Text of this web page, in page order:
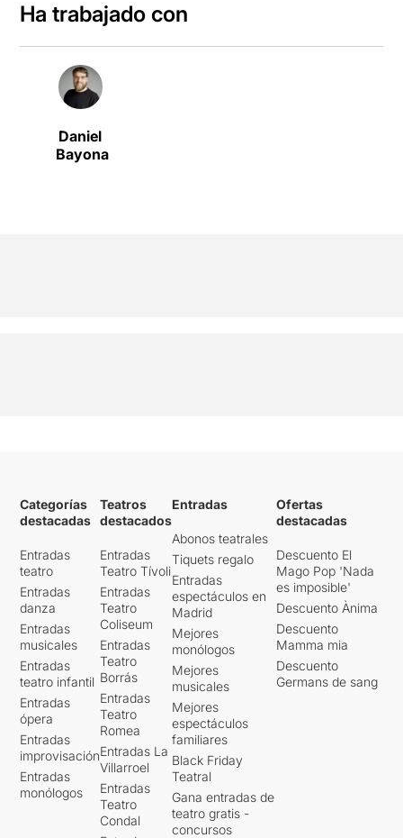
Ha trabajado con
Daniel
Bayona
Categorías
destacadas
Entradas
teatro
Entradas
danza
Entradas
musicales
Entradas
teatro infantil
Entradas
ópera
Entradas
improvisación
Entradas
monólogos
Teatros
destacados
Entradas
Teatro Tívoli
Entradas
Teatro
Coliseum
Entradas
Teatro
Borrás
Entradas
Teatro
Romea
Entradas La
Villarroel
Entradas
Teatro
Condal
Entradas
Abonos teatrales
Tiquets regalo
Entradas
espectáculos en
Madrid
Mejores
monólogos
Mejores
musicales
Mejores
espectáculos
familiares
Black Friday
Teatral
Gana entradas de
teatro gratis -
concursos
Ofertas
destacadas
Descuento El
Mago Pop 'Nada
es imposible'
Descuento Ànima
Descuento
Mamma mia
Descuento
Germans de sang